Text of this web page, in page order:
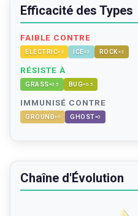
Efficacité des Types
FAIBLE CONTRE
ELECTRIC× 2 ICE×2 ROCK×2
RÉSISTE À
GRASS×0.5 BUG×0.5
IMMUNISÉ CONTRE
GROUND×0 GHOST×0
Chaîne d'Évolution